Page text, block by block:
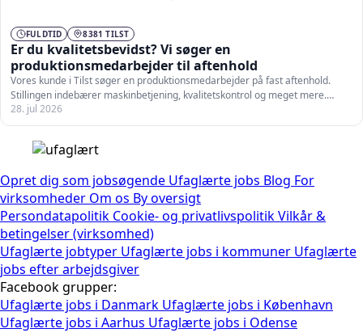
FULDTID 8381 TILST
Er du kvalitetsbevidst? Vi søger en
produktionsmedarbejder til aftenhold
Vores kunde i Tilst søger en produktionsmedarbejder på fast aftenhold.
Stillingen indebærer maskinbetjening, kvalitetskontrol og meget mere.
Som…
28. jul 2026
Opret dig som jobsøgende Ufaglærte jobs Blog For
virksomheder Om os By oversigt
Persondatapolitik Cookie- og privatlivspolitikVilkår &
betingelser (virksomhed)
Ufaglærte jobtyper Ufaglærte jobs i kommuner Ufaglærte
jobs efter arbejdsgiver
Facebook grupper:
Ufaglærte jobs i Danmark Ufaglærte jobs i København
Ufaglærte jobs i Aarhus Ufaglærte jobs i Odense